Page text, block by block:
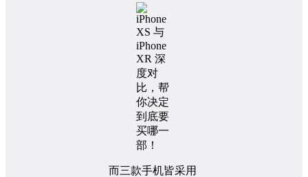
而三款手机皆采用